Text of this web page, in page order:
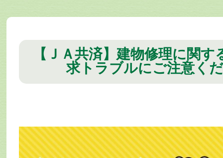
【ＪＡ共済】建物修理に関す
求トラブルにご注意く